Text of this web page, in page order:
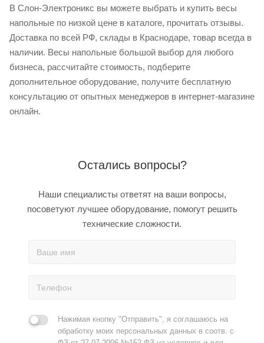
В Слон-Электроникс вы можете выбрать и купить весы
напольные по низкой цене в каталоге, прочитать отзывы.
Доставка по всей РФ, склады в Краснодаре, товар всегда в
наличии. Весы напольные большой выбор для любого
бизнеса, рассчитайте стоимость, подберите
дополнительное оборудование, получите бесплатную
консультацию от опытных менеджеров в интернет-магазине
онлайн.
Остались вопросы?
Наши специалисты ответят на ваши вопросы,
посоветуют лучшее оборудование, помогут решить
технические сложности.
Нажимая кнопку "Отправить", я соглашаюсь на
обработку моих персональных данных в соотв. с